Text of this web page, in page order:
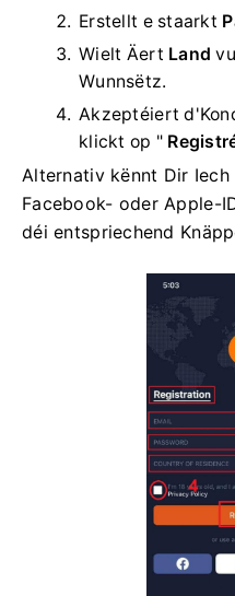
Erstellt e staarkt
Wielt Äert Land
Wunnsëtz.
Akzeptéiert
klickt op "
Alternativ kënnt Dir
Facebook- oder Apple-
déi entspriechend